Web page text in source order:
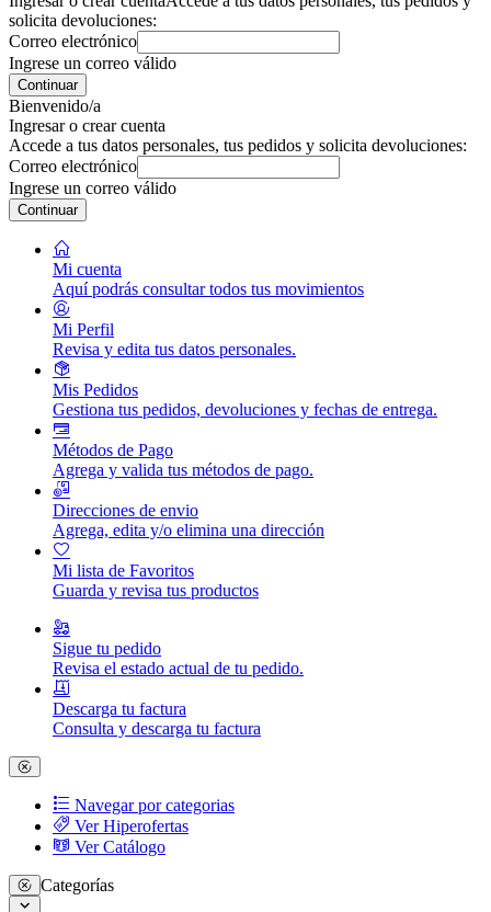
solicita devoluciones:
Correo electrónico
Ingrese un correo válido
Continuar
Bienvenido/a
Ingresar o crear cuenta
Accede a tus datos personales, tus pedidos y solicita devoluciones:
Correo electrónico
Ingrese un correo válido
Continuar
Mi cuenta
Aquí podrás consultar todos tus movimientos
Mi Perfil
Revisa y edita tus datos personales.
Mis Pedidos
Gestiona tus pedidos, devoluciones y fechas de entrega.
Métodos de Pago
Agrega y valida tus métodos de pago.
Direcciones de envio
Agrega, edita y/o elimina una dirección
Mi lista de Favoritos
Guarda y revisa tus productos
Sigue tu pedido
Revisa el estado actual de tu pedido.
Descarga tu factura
Consulta y descarga tu factura
Navegar por categorias
Ver Hiperofertas
Ver Catálogo
Categorías